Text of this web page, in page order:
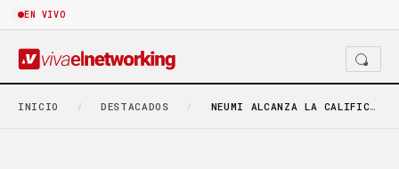
EN VIVO
INICIO / DESTACADOS / NEUMI ALCANZA LA CALIFICACIÓN TRIPLE A EN EL…